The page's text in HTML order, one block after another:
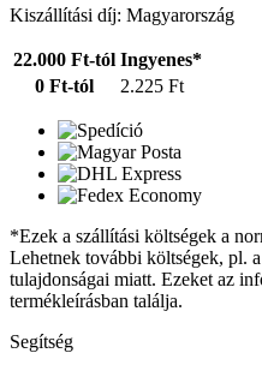
Kiszállítási díj: Magyarország
22.000 Ft-tól Ingyenes*
0 Ft-tól
2.225 Ft
*Ezek a szállítási költségek a
Lehetnek további költségek, pl.
tulajdonságai miatt. Ezeket az
termékleírásban találja.
Segítség